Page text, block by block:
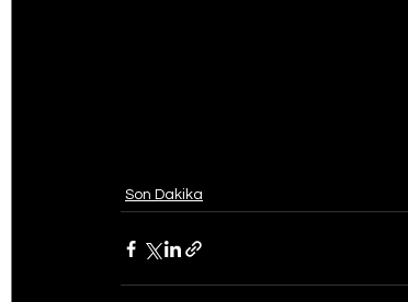
Son Dakika